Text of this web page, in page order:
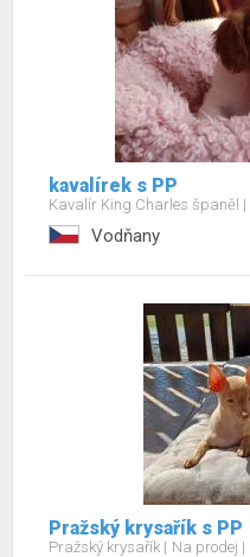
kavalírek s PP
Kavalír King Charles španěl
Vodňany
Pražský krysařík s PP
Pražský krysařík Na prodej